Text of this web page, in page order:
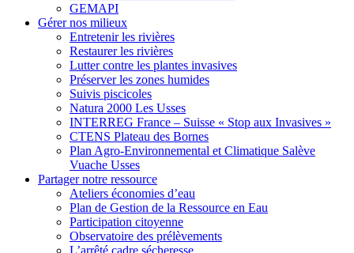
GEMAPI
Gérernos milieux
Entretenir les rivières
Restaurer les rivières
Lutter contre les plantes invasives
Préserver les zones humides
Suivis piscicoles
Natura 2000 Les Usses
INTERREG France – Suisse « Stop aux Invasives »
CTENS Plateau des Bornes
Plan Agro-Environnemental et Climatique Salève
Vuache Usses
Partagernotre ressource
Ateliers économies d’eau
Plan de Gestion de la Ressource en Eau
Participation citoyenne
Observatoire des prélèvements